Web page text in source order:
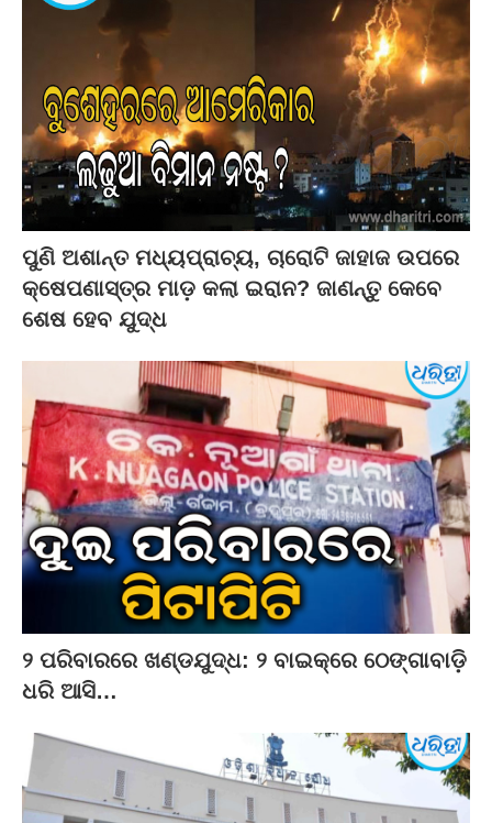
ପୁଣି ଅଶାନ୍ତ ମଧ୍ୟପ୍ରାଚ୍ୟ, ଚାରୋଟି ଜାହାଜ ଉପରେ
କ୍ଷେପଣାସ୍ତ୍ର ମାଡ଼ କଲା ଇରାନ? ଜାଣନ୍ତୁ କେବେ
ଶେଷ ହେବ ଯୁଦ୍ଧ
୨ ପରିବାରରେ ଖଣ୍ଡଯୁଦ୍ଧ: ୨ ବାଇକ୍‌ରେ ଠେଙ୍ଗାବାଡ଼ି
ଧରି ଆସି…